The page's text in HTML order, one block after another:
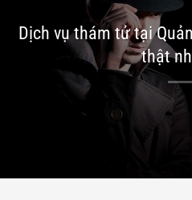
Dịch vụ thám tử tại
thật